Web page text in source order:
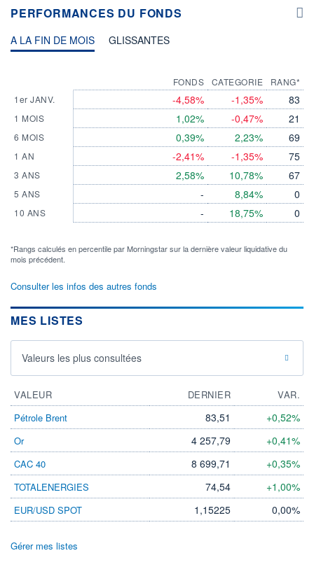
PERFORMANCES DU FONDS
A LA FIN DE MOIS GLISSANTES
1er JANV.
1 MOIS
6 MOIS
1 AN
3 ANS
5 ANS
10 ANS
FONDS
-4,58%
1,02%
0,39%
-2,41%
2,58%
-
-
CATEGORIE
-1,35%
-0,47%
2,23%
-1,35%
10,78%
8,84%
18,75%
RANG*
83
21
69
75
67
0
0
*Rangs calculés en percentile par Morningstar sur la dernière valeur liquidative du
mois précédent.
Consulter les infos des autres fonds
MES LISTES
Valeurs les plus consultées
VALEUR DERNIER
VAR.
Pétrole Brent
83,51 +0,52%
Or 4 257,79 +0,41%
CAC 40 8 699,71 +0,35%
TOTALENERGIES 74,54 +1,00%
EUR/USD SPOT 1,15225 0,00%
Gérer mes listes